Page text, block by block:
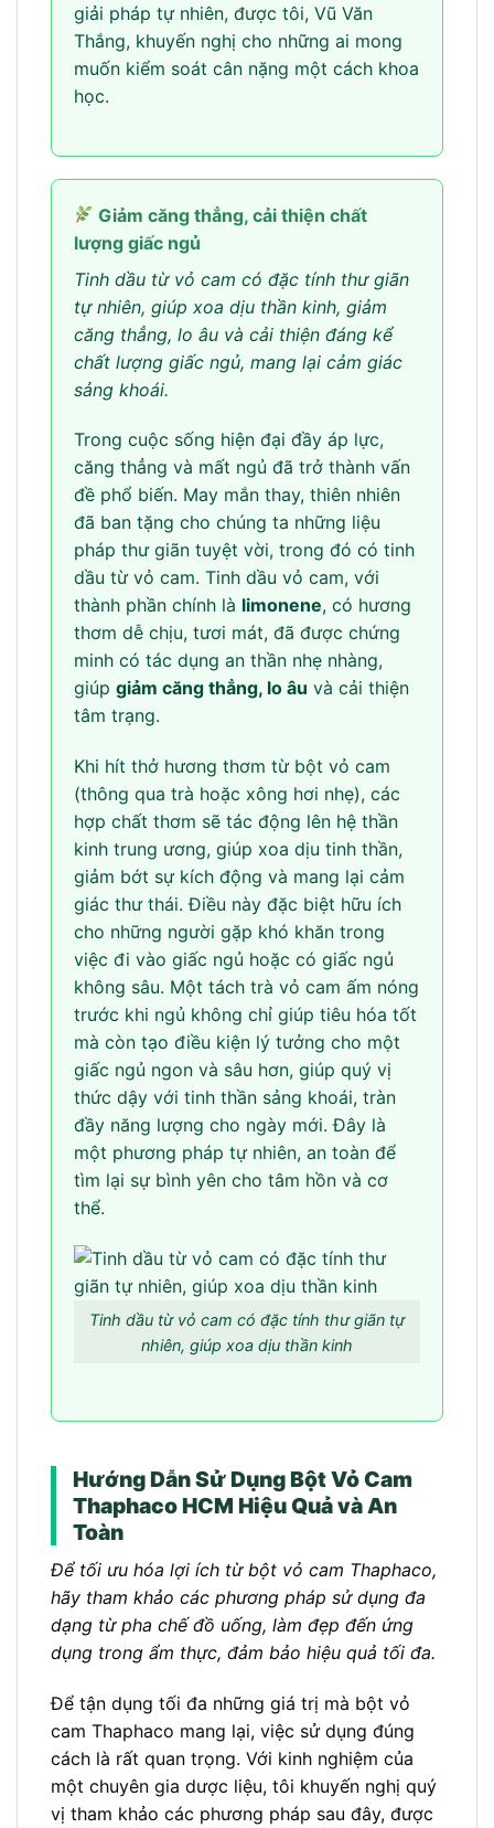
giải pháp tự nhiên, được tôi, Vũ Văn
Thắng, khuyến nghị cho những ai mong
muốn kiểm soát cân nặng một cách khoa
học.
Giảm căng thẳng, cải thiện chất
lượng giấc ngủ
Tinh dầu từ vỏ cam có đặc tính thư giãn
tự nhiên, giúp xoa dịu thần kinh, giảm
căng thẳng, lo âu và cải thiện đáng kể
chất lượng giấc ngủ, mang lại cảm giác
sảng khoái.
Trong cuộc sống hiện đại đầy áp lực,
căng thẳng và mất ngủ đã trở thành vấn
đề phổ biến. May mắn thay, thiên nhiên
đã ban tặng cho chúng ta những liệu
pháp thư giãn tuyệt vời, trong đó có tinh
dầu từ vỏ cam. Tinh dầu vỏ cam, với
thành phần chính là limonene, có hương
thơm dễ chịu, tươi mát, đã được chứng
minh có tác dụng an thần nhẹ nhàng,
giúp giảm căng thẳng, lo âu và cải thiện
tâm trạng.
Khi hít thở hương thơm từ bột vỏ cam
(thông qua trà hoặc xông hơi nhẹ), các
hợp chất thơm sẽ tác động lên hệ thần
kinh trung ương, giúp xoa dịu tinh thần,
giảm bớt sự kích động và mang lại cảm
giác thư thái. Điều này đặc biệt hữu ích
cho những người gặp khó khăn trong
việc đi vào giấc ngủ hoặc có giấc ngủ
không sâu. Một tách trà vỏ cam ấm nóng
trước khi ngủ không chỉ giúp tiêu hóa tốt
mà còn tạo điều kiện lý tưởng cho một
giấc ngủ ngon và sâu hơn, giúp quý vị
thức dậy với tinh thần sảng khoái, tràn
đầy năng lượng cho ngày mới. Đây là
một phương pháp tự nhiên, an toàn để
tìm lại sự bình yên cho tâm hồn và cơ
thể.
Tinh dầu từ vỏ cam có đặc tính thư giãn tự
nhiên, giúp xoa dịu thần kinh
Hướng Dẫn Sử Dụng Bột Vỏ Cam
Thaphaco HCM Hiệu Quả và An
Toàn
Để tối ưu hóa lợi ích từ bột vỏ cam Thaphaco,
hãy tham khảo các phương pháp sử dụng đa
dạng từ pha chế đồ uống, làm đẹp đến ứng
dụng trong ẩm thực, đảm bảo hiệu quả tối đa.
Để tận dụng tối đa những giá trị mà bột vỏ
cam Thaphaco mang lại, việc sử dụng đúng
cách là rất quan trọng. Với kinh nghiệm của
một chuyên gia dược liệu, tôi khuyến nghị quý
vị tham khảo các phương pháp sau đây, được